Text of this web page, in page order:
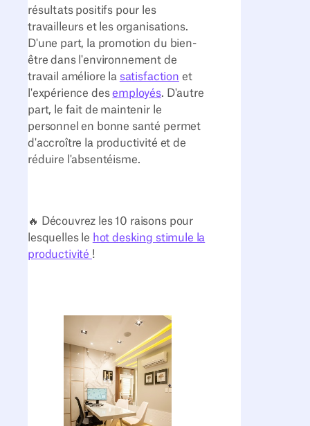
résultats positifs pour les
travailleurs et les organisations.
D'une part, la promotion du bien-
être dans l'environnement de
travail améliore la satisfaction et
l'expérience desemployés. D'autre
part, le fait de maintenir le
personnel en bonne santé permet
d'accroître la productivité et de
réduire l'absentéisme.
🔥 Découvrez les 10 raisons pour
lesquelles le hot desking stimule la
productivité !